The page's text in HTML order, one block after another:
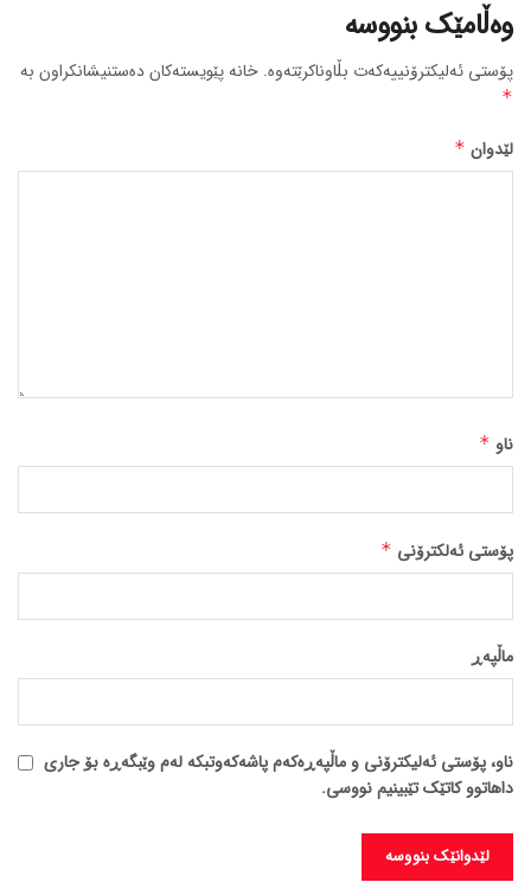
وەڵامێک بنووسە
پۆستی ئەلیکترۆنییەکەت بڵاوناکرێتەوە. خانە پێویستەکان دەستنیشانکراون بە
*
لێدوان *
ناو *
پۆستی ئەلکترۆنی *
ماڵپه‌ڕ
ناو، پۆستی ئەلیکترۆنی و ماڵپەڕەکەم پاشەکەوتبکە لەم وێبگەڕە بۆ جاری
داهاتوو کاتێک تێبینیم نووسی.